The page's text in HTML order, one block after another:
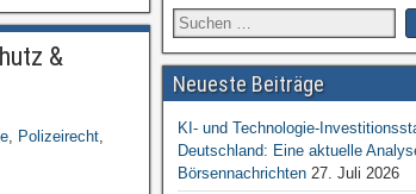
&
, Polizeirecht,
Neueste Beiträge
KI- und Technologie-
Deutschland: Eine aktuelle
Börsennachrichten 27. Juli 2026